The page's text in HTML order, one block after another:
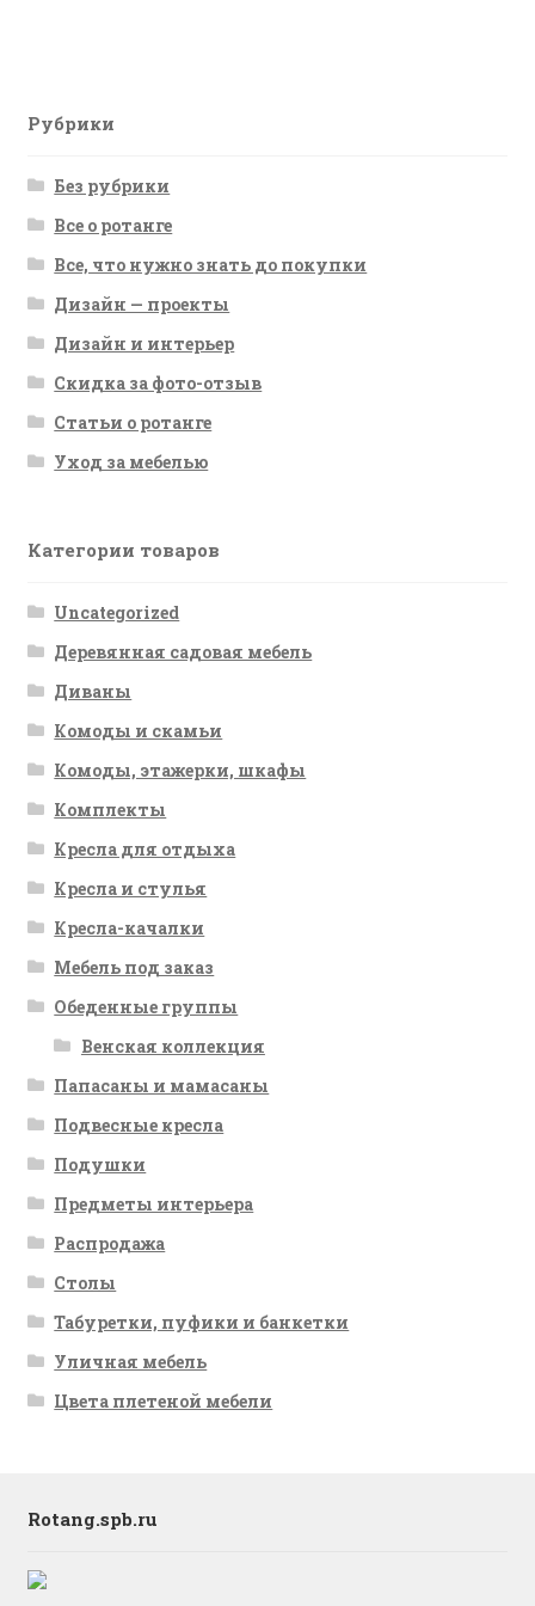
Рубрики
Без рубрики
Все о ротанге
Все, что нужно знать до покупки
Дизайн — проекты
Дизайн и интерьер
Скидка за фото-отзыв
Статьи о ротанге
Уход за мебелью
Категории товаров
Uncategorized
Деревянная садовая мебель
Диваны
Комоды и скамьи
Комоды, этажерки, шкафы
Комплекты
Кресла для отдыха
Кресла и стулья
Кресла-качалки
Мебель под заказ
Обеденные группы
Венская коллекция
Папасаны и мамасаны
Подвесные кресла
Подушки
Предметы интерьера
Распродажа
Столы
Табуретки, пуфики и банкетки
Уличная мебель
Цвета плетеной мебели
Rotang.spb.ru